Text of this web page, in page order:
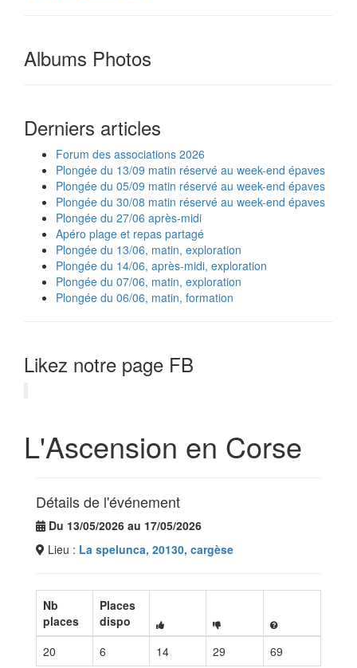
Albums Photos
Derniers articles
Forum des associations 2026
Plongée du 13/09 matin réservé au week-end épaves
Plongée du 05/09 matin réservé au week-end épaves
Plongée du 30/08 matin réservé au week-end épaves
Plongée du 27/06 après-midi
Apéro plage et repas partagé
Plongée du 13/06, matin, exploration
Plongée du 14/06, après-midi, exploration
Plongée du 07/06, matin, exploration
Plongée du 06/06, matin, formation
Likez notre page FB
L'Ascension en Corse
Détails de l'événement
Du 13/05/2026 au 17/05/2026
Lieu : La spelunca, 20130, cargèse
Nb
places
Places
dispo
20
6 14 29 69